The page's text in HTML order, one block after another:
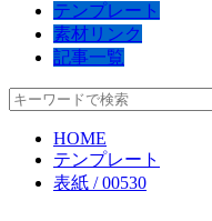
テンプレート
素材リンク
記事一覧
HOME
テンプレート
表紙 / 00530